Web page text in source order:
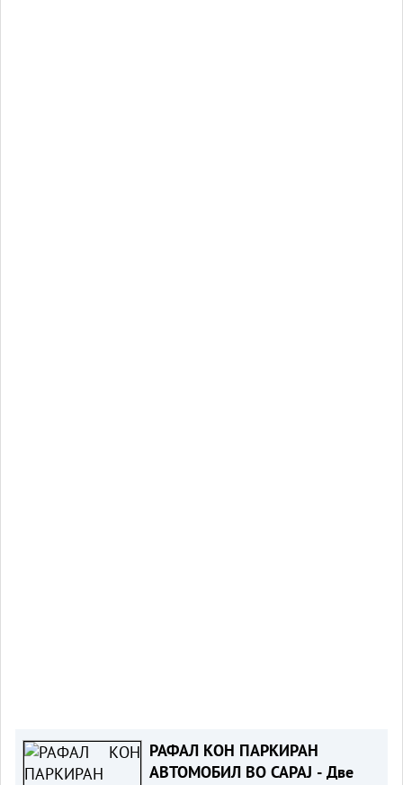
РАФАЛ КОН ПАРКИРАН
АВТОМОБИЛ ВО САРАЈ - Две